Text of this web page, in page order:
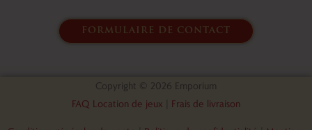
formulaire de contact
Copyright © 2026 Emporium
FAQ Location de jeux
Frais de livraison